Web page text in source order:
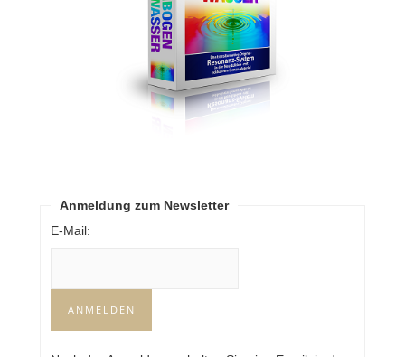
Anmeldung zum Newsletter
E-Mail: